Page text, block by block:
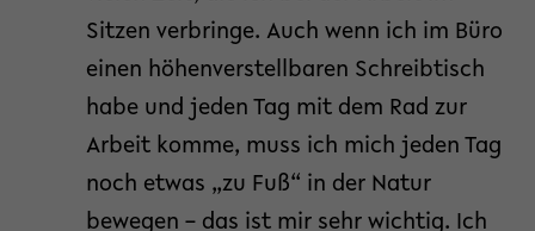
Sitzen verbringe. Auch wenn ich im Büro
einen höhenverstellbaren Schreibtisch
habe und jeden Tag mit dem Rad zur
Arbeit komme, muss ich mich jeden Tag
noch etwas „zu Fuß“ in der Natur
bewegen – das ist mir sehr wichtig. Ich